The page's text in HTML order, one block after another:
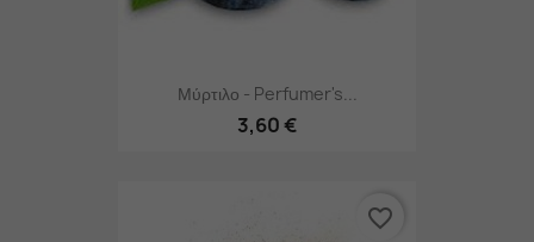
Μύρτιλο - Perfumer's...
3,60 €
favorite_border